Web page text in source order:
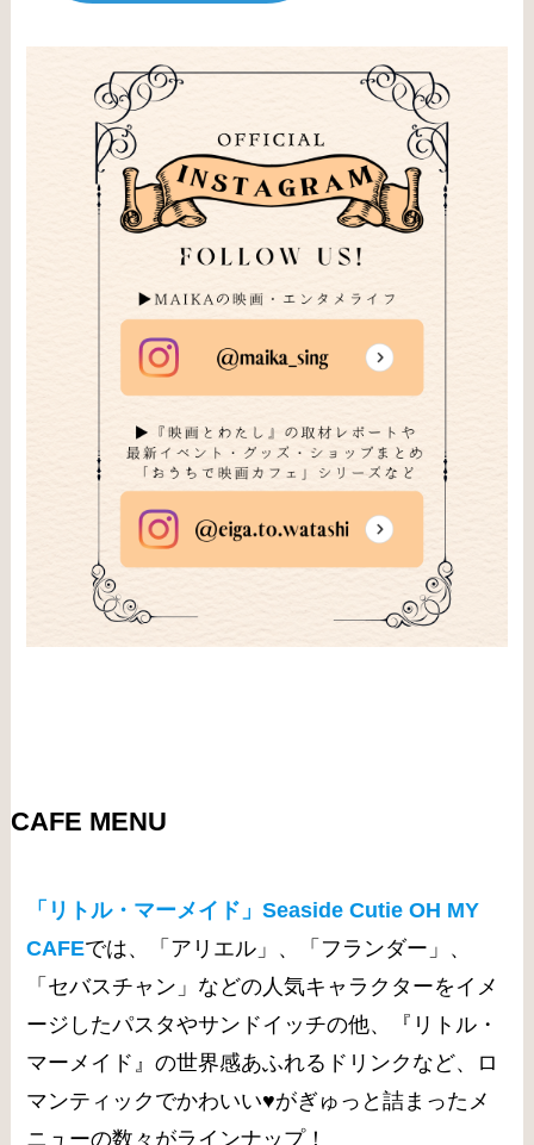
CAFE MENU
「リトル・マーメイド」Seaside Cutie OH MY
CAFEでは、「アリエル」、「フランダー」、
「セバスチャン」などの人気キャラクターをイメ
ージしたパスタやサンドイッチの他、『リトル・
マーメイド』の世界感あふれるドリンクなど、ロ
マンティックでかわいい♥がぎゅっと詰まったメ
ニューの数々がラインナップ！